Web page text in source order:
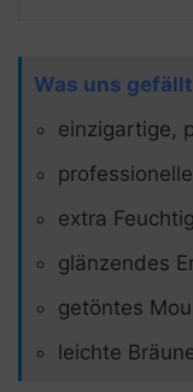
Was uns
einzigartige,
extra
glänzendes
getöntes
leichte